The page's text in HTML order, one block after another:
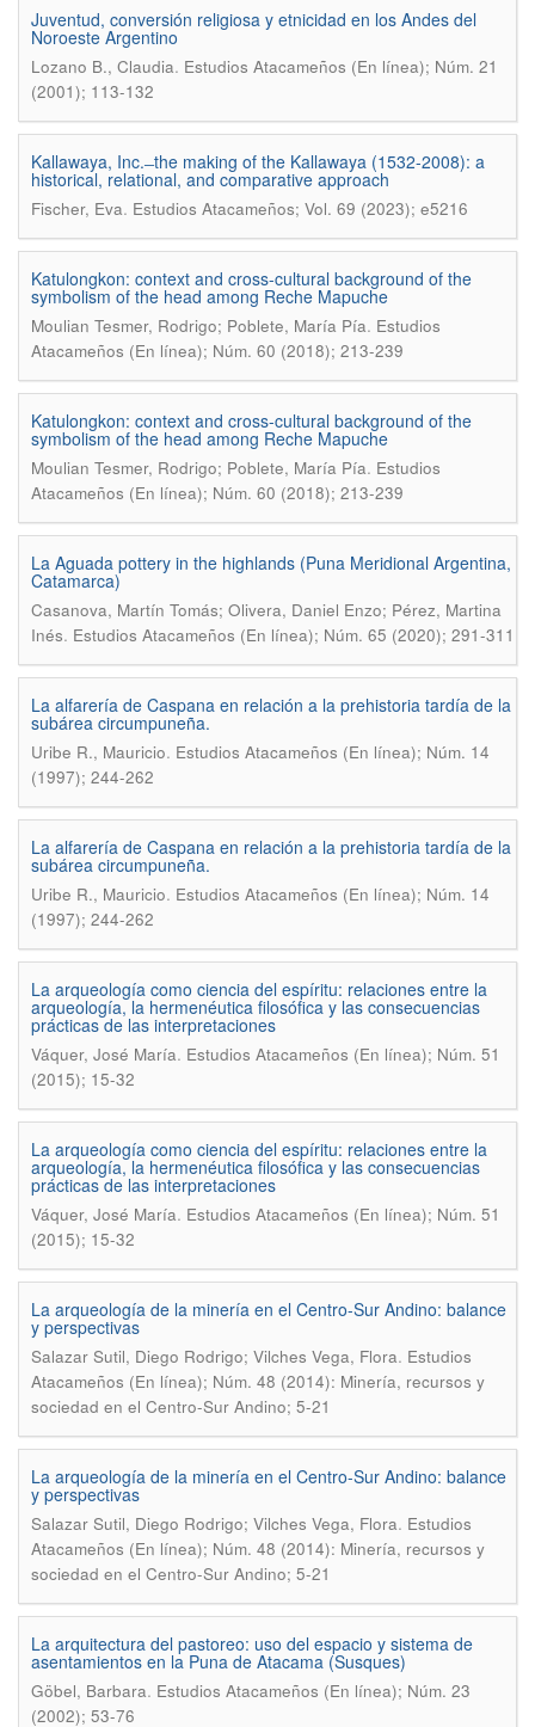
Juventud, conversión religiosa y etnicidad en los Andes del
Noroeste Argentino
Lozano B., Claudia. Estudios Atacameños (En línea); Núm. 21
(2001); 113-132
Kallawaya, Inc. ̶ the making of the Kallawaya (1532-2008): a
historical, relational, and comparative approach
Fischer, Eva. Estudios Atacameños; Vol. 69 (2023); e5216
Katulongkon: context and cross-cultural background of the
symbolism of the head among Reche Mapuche
Moulian Tesmer, Rodrigo; Poblete, María Pía. Estudios
Atacameños (En línea); Núm. 60 (2018); 213-239
Katulongkon: context and cross-cultural background of the
symbolism of the head among Reche Mapuche
Moulian Tesmer, Rodrigo; Poblete, María Pía. Estudios
Atacameños (En línea); Núm. 60 (2018); 213-239
La Aguada pottery in the highlands (Puna Meridional Argentina,
Catamarca)
Casanova, Martín Tomás; Olivera, Daniel Enzo; Pérez, Martina
Inés. Estudios Atacameños (En línea); Núm. 65 (2020); 291-311
La alfarería de Caspana en relación a la prehistoria tardía de la
subárea circumpuneña.
Uribe R., Mauricio. Estudios Atacameños (En línea); Núm. 14
(1997); 244-262
La alfarería de Caspana en relación a la prehistoria tardía de la
subárea circumpuneña.
Uribe R., Mauricio. Estudios Atacameños (En línea); Núm. 14
(1997); 244-262
La arqueología como ciencia del espíritu: relaciones entre la
arqueología, la hermenéutica filosófica y las consecuencias
prácticas de las interpretaciones
Váquer, José María. Estudios Atacameños (En línea); Núm. 51
(2015); 15-32
La arqueología como ciencia del espíritu: relaciones entre la
arqueología, la hermenéutica filosófica y las consecuencias
prácticas de las interpretaciones
Váquer, José María. Estudios Atacameños (En línea); Núm. 51
(2015); 15-32
La arqueología de la minería en el Centro-Sur Andino: balance
y perspectivas
Salazar Sutil, Diego Rodrigo; Vilches Vega, Flora. Estudios
Atacameños (En línea); Núm. 48 (2014): Minería, recursos y
sociedad en el Centro-Sur Andino; 5-21
La arqueología de la minería en el Centro-Sur Andino: balance
y perspectivas
Salazar Sutil, Diego Rodrigo; Vilches Vega, Flora. Estudios
Atacameños (En línea); Núm. 48 (2014): Minería, recursos y
sociedad en el Centro-Sur Andino; 5-21
La arquitectura del pastoreo: uso del espacio y sistema de
asentamientos en la Puna de Atacama (Susques)
Göbel, Barbara. Estudios Atacameños (En línea); Núm. 23
(2002); 53-76